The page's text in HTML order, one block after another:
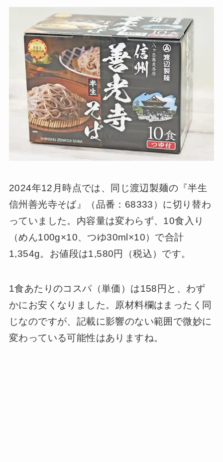
2024年12月時点では、同じ渡辺製麺の『半生
信州善光寺そば』（品番：68333）に切り替わ
っていました。内容量は変わらず、10食入り
（めん100g×10、つゆ30ml×10）で合計
1,354g。お値段は1,580円（税込）です。
1食あたりのコスパ（単価）は158円と、わず
かにお安くなりました。原材料欄はまったく同
じなのですが、記載に影響のない範囲で微妙に
変わっている可能性はありますね。